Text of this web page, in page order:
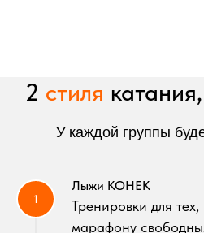
2 стиля
У каждой группы
Лыжи КОНЕК
Тренировки для тех,
марафону